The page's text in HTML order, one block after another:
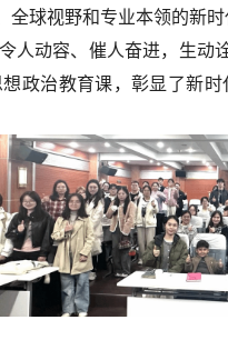
球视野和专业本领的新时
动容、催人奋进，生
政治教育课，彰显了新